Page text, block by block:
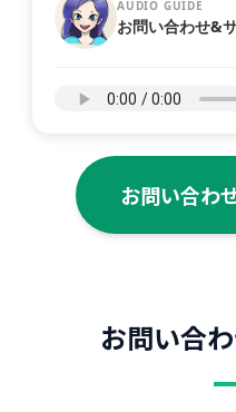
AUDIO GUIDE
お問い合わせ&
お問い合わ
お問い合